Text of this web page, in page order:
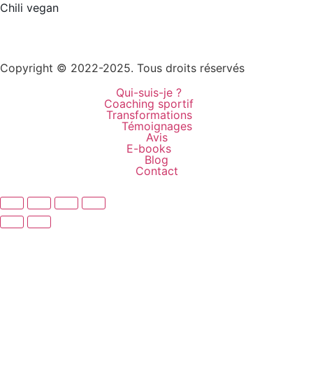
Chili vegan
Copyright © 2022-2025. Tous droits réservés
Qui-suis-je ?
Coaching sportif
Transformations
Témoignages
Avis
E-books
Blog
Contact